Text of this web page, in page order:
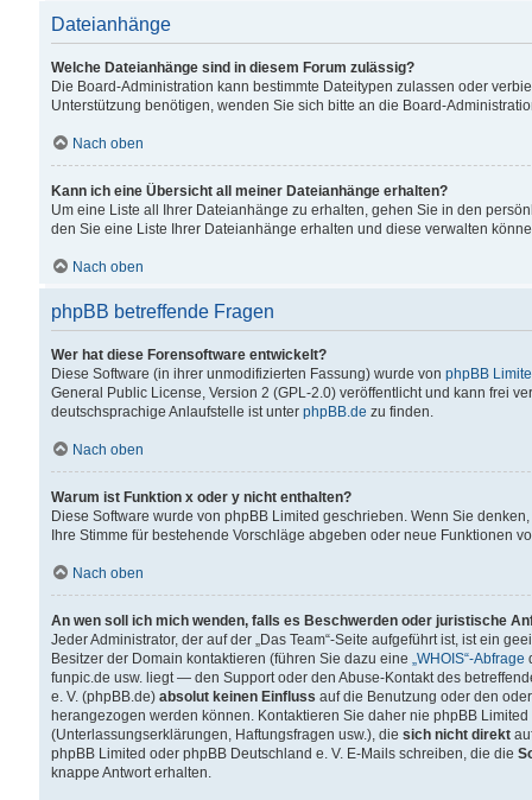
Dateianhänge
Welche Dateianhänge sind in diesem Forum zulässig?
Die Board-Administration kann bestimmte Dateitypen zulassen oder
Unterstützung benötigen, wenden Sie sich bitte an die Board-
Nach oben
Kann ich eine Übersicht all meiner Dateianhänge erhalten?
Um eine Liste all Ihrer Dateianhänge zu erhalten, gehen Sie in den
den Sie eine Liste Ihrer Dateianhänge erhalten und diese verwalten
Nach oben
phpBB betreffende Fragen
Wer hat diese Forensoftware entwickelt?
Diese Software (in ihrer unmodifizierten Fassung) wurde von phpBB
General Public License, Version 2 (GPL-2.0) veröffentlicht und kann frei
deutschsprachige Anlaufstelle ist unter phpBB.de zu finden.
Nach oben
Warum ist Funktion x oder y nicht enthalten?
Diese Software wurde von phpBB Limited geschrieben. Wenn Sie
Ihre Stimme für bestehende Vorschläge abgeben oder neue Funktionen
Nach oben
An wen soll ich mich wenden, falls es Beschwerden oder juristische
Jeder Administrator, der auf der „Das Team“-Seite aufgeführt ist, ist ein
Besitzer der Domain kontaktieren (führen Sie dazu eine „WHOIS“-Abfrage
funpic.de usw. liegt — den Support oder den Abuse-Kontakt des
e. V. (phpBB.de) absolut keinen Einfluss auf die Benutzung oder den
herangezogen werden können. Kontaktieren Sie daher nie phpBB
(Unterlassungserklärungen, Haftungsfragen usw.), die sich nicht direkt
phpBB Limited oder phpBB Deutschland e. V. E-Mails schreiben, die die
knappe Antwort erhalten.